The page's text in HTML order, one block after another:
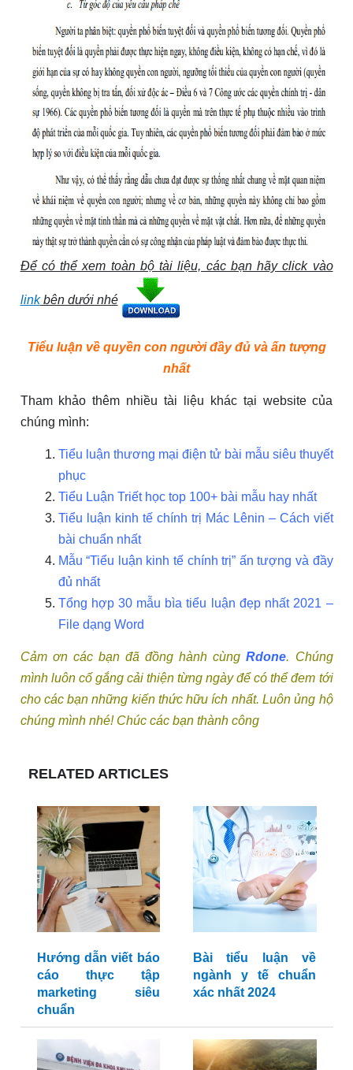
Để có thể xem toàn bộ tài liệu, các bạn hãy click vào
linkbên dưới nhé
Tiểu luận về quyền con người đầy đủ và ấn tượng
nhất
Tham khảo thêm nhiều tài liệu khác tại website của
chúng mình:
Tiểu luận thương mại điện tử bài mẫu siêu thuyết
phục
Tiểu Luận Triết học top 100+ bài mẫu hay nhất
Tiểu luận kinh tế chính trị Mác Lênin – Cách viết
bài chuẩn nhất
Mẫu “Tiểu luận kinh tế chính trị” ấn tượng và đầy
đủ nhất
Tổng hợp 30 mẫu bìa tiểu luận đẹp nhất 2021 –
File dạng Word
Cảm ơn các bạn đã đồng hành cùngRdone. Chúng
mình luôn cố gắng cải thiện từng ngày để có thể đem tới
cho các bạn những kiến thức hữu ích nhất. Luôn ủng hộ
chúng mình nhé! Chúc các bạn thành công
RELATED ARTICLES
Hướng dẫn viết báo
cáo thực tập
marketing siêu
chuẩn
Bài tiểu luận về
ngành y tế chuẩn
xác nhất 2024